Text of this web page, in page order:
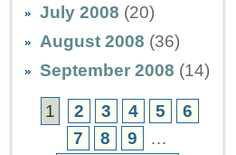
July 2008 (20)
August 2008 (36)
September 2008 (14)
1 2 3 4 5
6
7
8 9
…